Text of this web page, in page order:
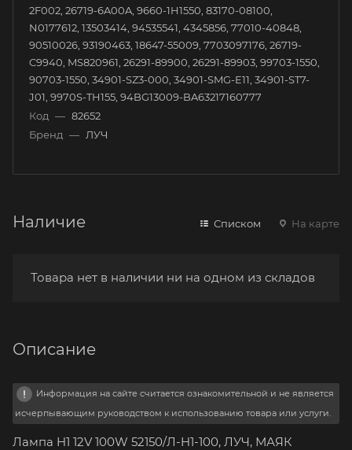
2F002, 26719-6A00A, 9660-1H1550, 83170-08100,
N0177612, 13503414, 94535541, 4345856, 77010-40848,
90510026, 93190463, 18647-55009, 7703097176, 26719-
C9940, MS820961, 26291-89900, 26291-89903, 99703-1550,
90703-1550, 34901-SZ3-000, 34901-SMG-E11, 34901-ST7-
J01, 9970S-TH155, 94BG13009-BA63217160777
Код — 82652
Бренд — ЛУЧ
Наличие Списком На карте
Товара нет в наличии ни на одном из складов
Описание
Информация на сайте считается ознакомительной и не является
исчерпывающим руководством к использованию товара или услуги.
Лампа H1 12V 100W 52150/Л-H1-100, ЛУЧ, МАЯК